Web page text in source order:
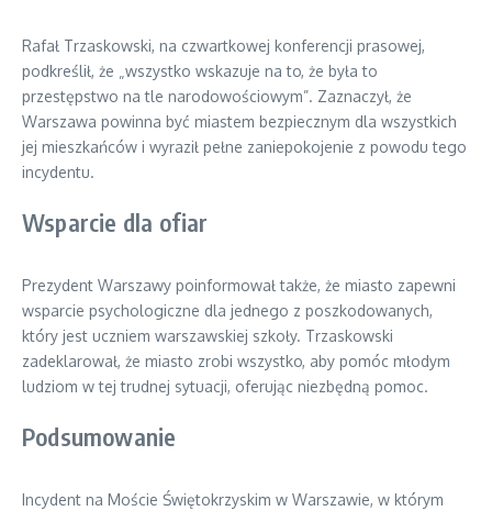
Rafał Trzaskowski, na czwartkowej konferencji prasowej,
podkreślił, że „wszystko wskazuje na to, że była to
przestępstwo na tle narodowościowym”. Zaznaczył, że
Warszawa powinna być miastem bezpiecznym dla wszystkich
jej mieszkańców i wyraził pełne zaniepokojenie z powodu tego
incydentu.
Wsparcie dla ofiar
Prezydent Warszawy poinformował także, że miasto zapewni
wsparcie psychologiczne dla jednego z poszkodowanych,
który jest uczniem warszawskiej szkoły. Trzaskowski
zadeklarował, że miasto zrobi wszystko, aby pomóc młodym
ludziom w tej trudnej sytuacji, oferując niezbędną pomoc.
Podsumowanie
Incydent na Moście Świętokrzyskim w Warszawie, w którym